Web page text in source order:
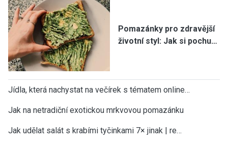
Pomazánky pro zdravější
životní styl: Jak si pochu…
Jídla, která nachystat na večírek s tématem online…
Jak na netradiční exotickou mrkvovou pomazánku
Jak udělat salát s krabími tyčinkami 7× jinak | re…